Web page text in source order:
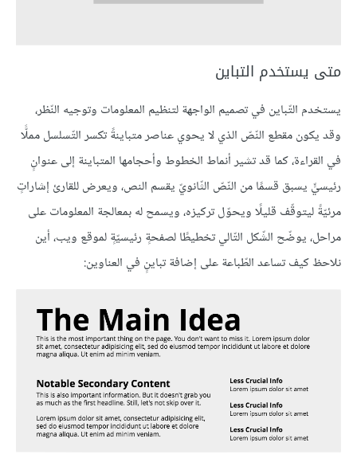
متى يستخدم التباين
يستخدم التّباين في تصميم الواجهة لتنظيم المعلومات وتوجيه النّظر،
وقد يكون مقطع النّصّ الذي لا يحوي عناصر متباينةً تكسر التّسلسل مملًّا
في القراءة، كما قد تشير أنماط الخطوط وأحجامها المتباينة إلى عنوانٍ
رئيسيٍّ يسبق قسمًا من النّصّ الثّانويّ يقسم النص، ويعرض للقارئ إشاراتٍ
مرئيّةً ليتوقّف قليلًا ويحوّل تركيزه، ويسمح له بمعالجة المعلومات على
مراحل، يوضّح الشّكل التّالي تخطيطًا لصفحةٍ رئيسيّةٍ لموقع ويب، أين
نلاحظ كيف تساعد الطّباعة على إضافة تباينٍ في العناوين: